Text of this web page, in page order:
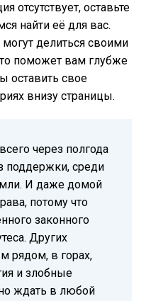
отсутствует, оставьте
найти её для вас.
делиться своими
поможет вам глубже
оставить свое
внизу страницы.
через полгода
поддержки, среди
И даже домой
потому что
законного
Других
рядом, в горах,
и злобные
ждать в любой